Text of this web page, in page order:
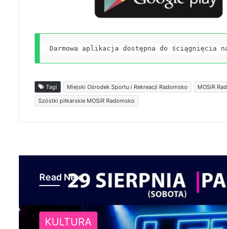
Darmowa aplikacja dostępna do ściągnięcia
Tagi Miejski Ośrodek Sportu i Rekreacji Radomsko MOSiR
Szóstki piłkarskie MOSiR Radomsko
Read Next
NA SYGNALE